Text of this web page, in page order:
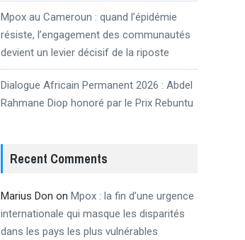
Mpox au Cameroun : quand l’épidémie
résiste, l’engagement des communautés
devient un levier décisif de la riposte
Dialogue Africain Permanent 2026 : Abdel
Rahmane Diop honoré par le Prix Rebuntu
Recent Comments
Marius Don on Mpox : la fin d’une urgence
internationale qui masque les disparités
dans les pays les plus vulnérables